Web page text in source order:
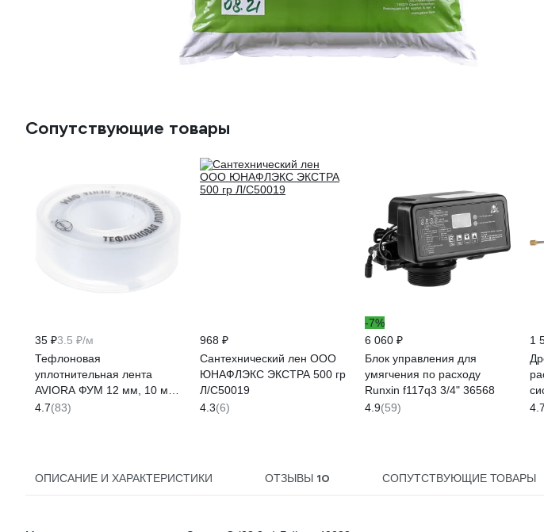
Сопутствующие товары
35 ₽3.5 ₽/м
Тефлоновая
уплотнительная лента
AVIORA ФУМ 12 мм, 10 м
302-117
4.7(83)
968 ₽
Сантехнический лен ООО
ЮНАФЛЭКС ЭКСТРА 500 гр
Л/С50019
4.3(6)
-7%
6 060 ₽
Блок управления для
умягчения по расходу
Runxin f117q3 3/4" 36568
4.9(59)
1
по
4.7
ОПИСАНИЕ И ХАРАКТЕРИСТИКИ ОТЗЫВЫ 10 СОПУТСТВУЮЩИЕ ТОВАРЫ